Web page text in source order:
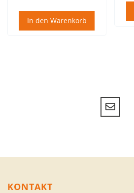
In den Warenkorb
KONTAKT